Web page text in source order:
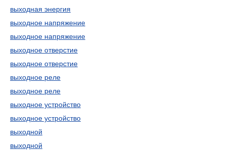
выходная энергия
выходное напряжение
выходное напряжение
выходное отверстие
выходное отверстие
выходное реле
выходное реле
выходное устройство
выходное устройство
выходной
выходной